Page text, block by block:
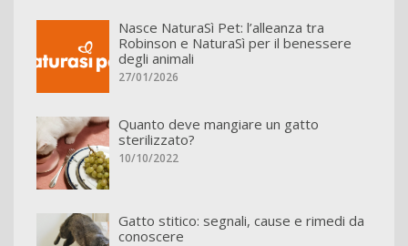
Nasce NaturaSì Pet: l’alleanza tra
Robinson e NaturaSì per il benessere
degli animali
27/01/2026
Quanto deve mangiare un gatto
sterilizzato?
10/10/2022
Gatto stitico: segnali, cause e rimedi da
conoscere